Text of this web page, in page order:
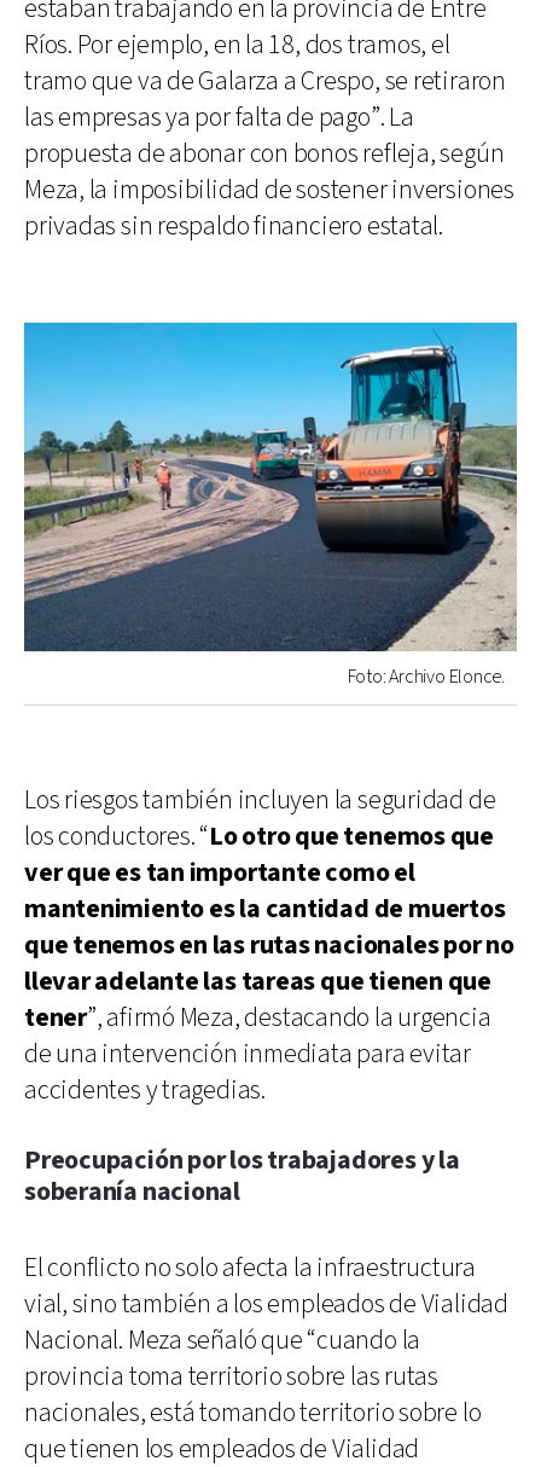
estaban trabajando en la provincia de Entre
Ríos. Por ejemplo, en la 18, dos tramos, el
tramo que va de Galarza a Crespo, se retiraron
las empresas ya por falta de pago”. La
propuesta de abonar con bonos refleja, según
Meza, la imposibilidad de sostener inversiones
privadas sin respaldo financiero estatal.
Foto: Archivo Elonce.
Los riesgos también incluyen la seguridad de
los conductores. “Lo otro que tenemos que
ver que es tan importante como el
mantenimiento es la cantidad de muertos
que tenemos en las rutas nacionales por no
llevar adelante las tareas que tienen que
tener”, afirmó Meza, destacando la urgencia
de una intervención inmediata para evitar
accidentes y tragedias.
Preocupación por los trabajadores y la
soberanía nacional
El conflicto no solo afecta la infraestructura
vial, sino también a los empleados de Vialidad
Nacional. Meza señaló que “cuando la
provincia toma territorio sobre las rutas
nacionales, está tomando territorio sobre lo
que tienen los empleados de Vialidad